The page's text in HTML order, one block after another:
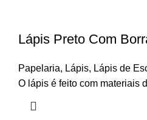
Lápis Preto Com
Papelaria, Lápis, Lápis de
O lápis é feito com materiais